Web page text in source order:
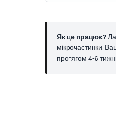
Як це працює?
мікрочастинки.
протягом 4-6